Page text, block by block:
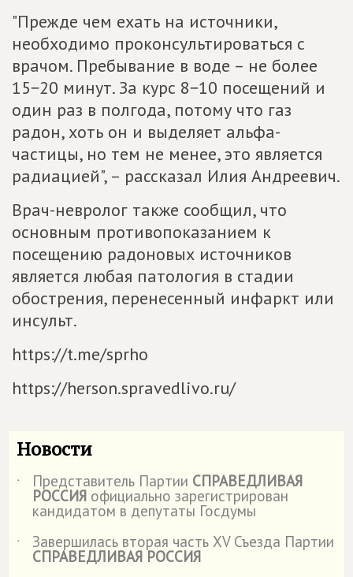
"Прежде чем ехать на источники,
необходимо проконсультироваться с
врачом. Пребывание в воде – не более
15−20 минут. За курс 8−10 посещений и
один раз в полгода, потому что газ
радон, хоть он и выделяет альфа-
частицы, но тем не менее, это является
радиацией", – рассказал Илия Андреевич.
Врач-невролог также сообщил, что
основным противопоказанием к
посещению радоновых источников
является любая патология в стадии
обострения, перенесенный инфаркт или
инсульт.
https://t.me/sprho
https://herson.spravedlivo.ru/
Новости
˙ Представитель Партии СПРАВЕДЛИВАЯ
РОССИЯ официально зарегистрирован
кандидатом в депутаты Госдумы
˙
Завершилась вторая часть XV Съезда Партии
СПРАВЕДЛИВАЯ РОССИЯ